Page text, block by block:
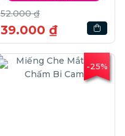
52.000 ₫
39.000 ₫
-25%